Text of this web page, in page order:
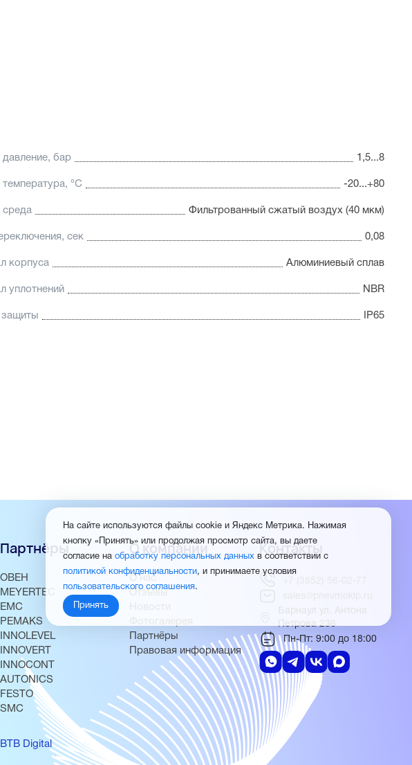
давление, бар 1,5...8
температура, °С -20...+80
среда Фильтрованный сжатый воздух (40 мкм)
сек 0,08
корпуса Алюминиевый сплав
уплотнений NBR
защиты IP65
Партнёры
ОВЕН
MEYERTEC
EMC
PEMAKS
INNOLEVEL
INNOVERT
INNOCONT
AUTONICS
FESTO
SMC
О компании
О нас
Отзывы
Новости
Фотогалерея
Партнёры
Правовая информация
Контакты
+7 (3852) 56-02-77
sales@pnevmokip.ru
Барнаул ул. Антона
Петрова 236
Пн-Пт: 9:00 до 18:00
BTB Digital
На сайте используются файлы cookie и Яндекс Метрика. Нажимая
кнопку «Принять» или продолжая просмотр сайта, вы даете
согласие на обработку персональных данных в соответствии с
политикой конфиденциальности, и принимаете условия
пользовательского соглашения.
Принять